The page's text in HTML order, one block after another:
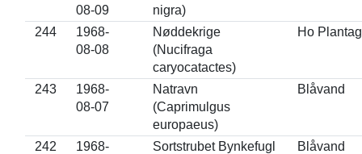
08-09
nigra)
244
1968-
08-08
Nøddekrige
(Nucifraga
caryocatactes)
Ho
243
1968-
08-07
Natravn
(Caprimulgus
europaeus)
Blåvand
242
1968-
Sortstrubet Bynkefugl
Blåvand